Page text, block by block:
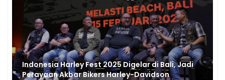
di Bali, Jadi
Davidson
Tragis, Pengendara Suzuki
Jurang Akibat Digunting